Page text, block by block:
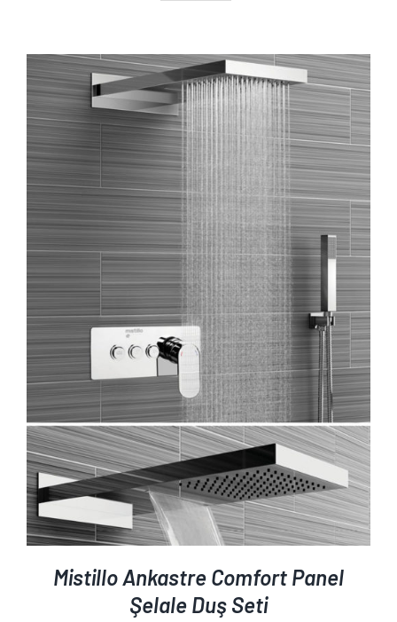
AYRINTILAR
Mistillo Ankastre Comfort Panel
Şelale Duş Seti